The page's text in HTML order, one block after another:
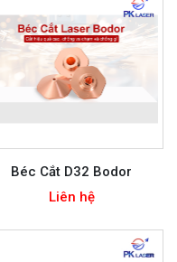
Béc Cắt D32 Bodor
Liên hệ